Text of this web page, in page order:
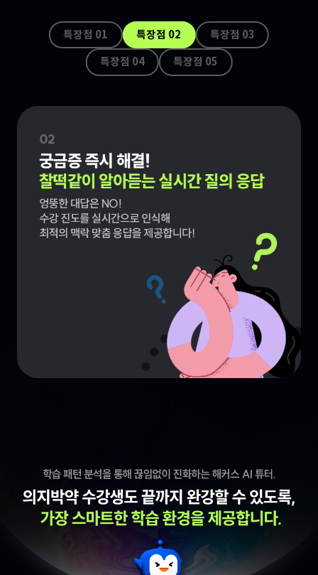
특장점 01 특장점 02 특장점 03
특장점 04 특장점 05